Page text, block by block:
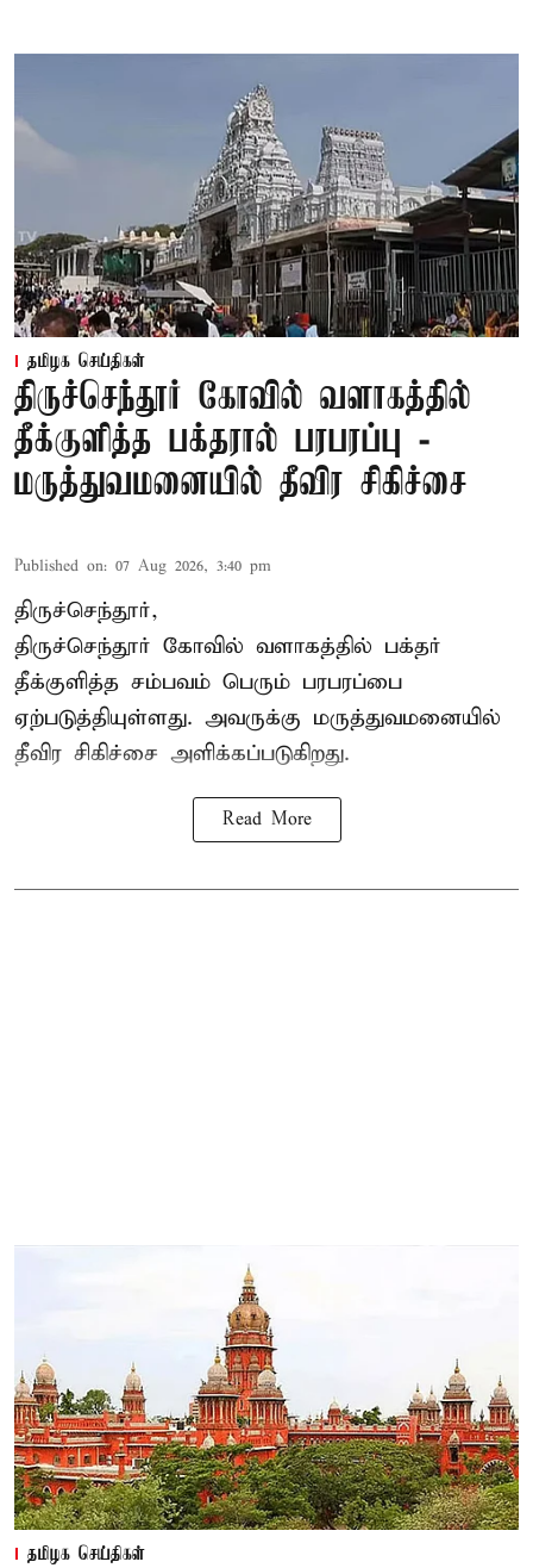
தமிழக செய்திகள்
திருச்செந்தூர் கோவில் வளாகத்தில்
தீக்குளித்த பக்தரால் பரபரப்பு -
மருத்துவமனையில் தீவிர சிகிச்சை
Published on: 07 Aug 2026, 3:40 pm
திருச்செந்தூர்,
திருச்செந்தூர் கோவில் வளாகத்தில் பக்தர்
தீக்குளித்த சம்பவம் பெரும் பரபரப்பை
ஏற்படுத்தியுள்ளது. அவருக்கு மருத்துவமனையில்
தீவிர சிகிச்சை அளிக்கப்படுகிறது.
Read More
தமிழக செய்திகள்